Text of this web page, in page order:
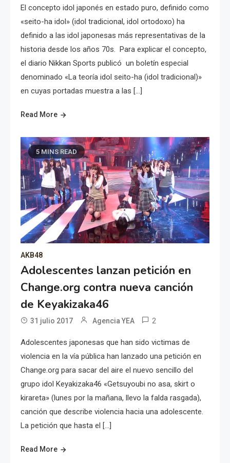
El concepto idol japonés en estado puro, definido como
«seito-ha idol» (idol tradicional, idol ortodoxo) ha
definido a las idol japonesas más representativas de la
historia desde los años 70s. Para explicar el concepto,
el diario Nikkan Sports publicó un boletín especial
denominado «La teoría idol seito-ha (idol tradicional)»
en cuyas portadas muestra a las […]
Read More
5 MINS READ
AKB48
Adolescentes lanzan petición en
Change.org contra nueva canción
de Keyakizaka46
31 julio 2017 Agencia YEA 2
Adolescentes japonesas que han sido victimas de
violencia en la vía pública han lanzado una petición en
Change.org para sacar del aire el nuevo sencillo del
grupo idol Keyakizaka46 «Getsuyoubi no asa, skirt o
kirareta» (lunes por la mañana, llevo la falda rasgada),
canción que describe violencia hacia una adolescente.
La petición que hasta el […]
Read More